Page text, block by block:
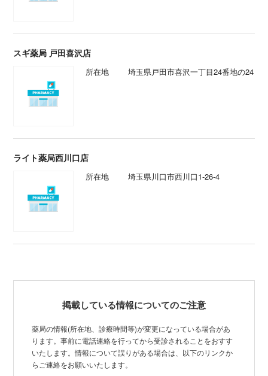
スギ薬局 戸田喜沢店
所在地 埼玉県戸田市喜沢一丁目24番地の24
ライト薬局西川口店
所在地 埼玉県川口市西川口1-26-4
掲載している情報についてのご注意
薬局の情報(所在地、診療時間等)が変更になっている場合があ
ります。事前に電話連絡を行ってから受診されることをおすす
いたします。情報について誤りがある場合は、以下のリンクか
らご連絡をお願いいたします。